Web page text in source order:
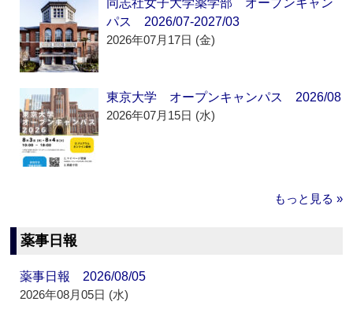
同志社女子大学薬学部 オープンキャン
パス 2026/07-2027/03
2026年07月17日 (金)
東京大学 オープンキャンパス 2026/08
2026年07月15日 (水)
もっと見る »
薬事日報
薬事日報 2026/08/05
2026年08月05日 (水)